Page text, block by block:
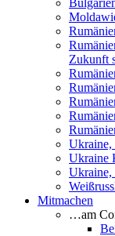
Zukunft
Ukraine,
Ukraine
Ukraine,
Mitmachen
…am